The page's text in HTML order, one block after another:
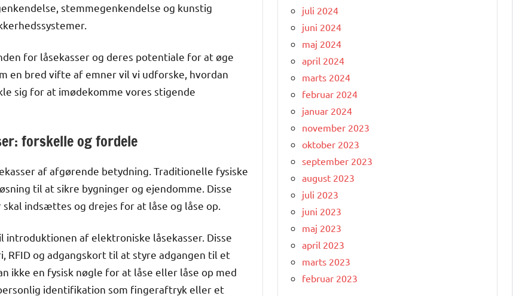
stemmegenkendelse og kunstig
for låsekasser og deres potentiale for at øge
en bred vifte af emner vil vi udforske, hvordan
sig for at imødekomme vores stigende
forskelle og fordele
af afgørende betydning. Traditionelle fysiske
til at sikre bygninger og ejendomme. Disse
indsættes og drejes for at låse og låse op.
af elektroniske låsekasser. Disse
RFID og adgangskort til at styre adgangen til et
ikke en fysisk nøgle for at låse eller låse op med
identifikation som fingeraftryk eller et
juli 2024
juni 2024
maj 2024
april 2024
marts 2024
februar 2024
januar 2024
november 2023
oktober 2023
september 2023
august 2023
juli 2023
juni 2023
maj 2023
april 2023
marts 2023
februar 2023